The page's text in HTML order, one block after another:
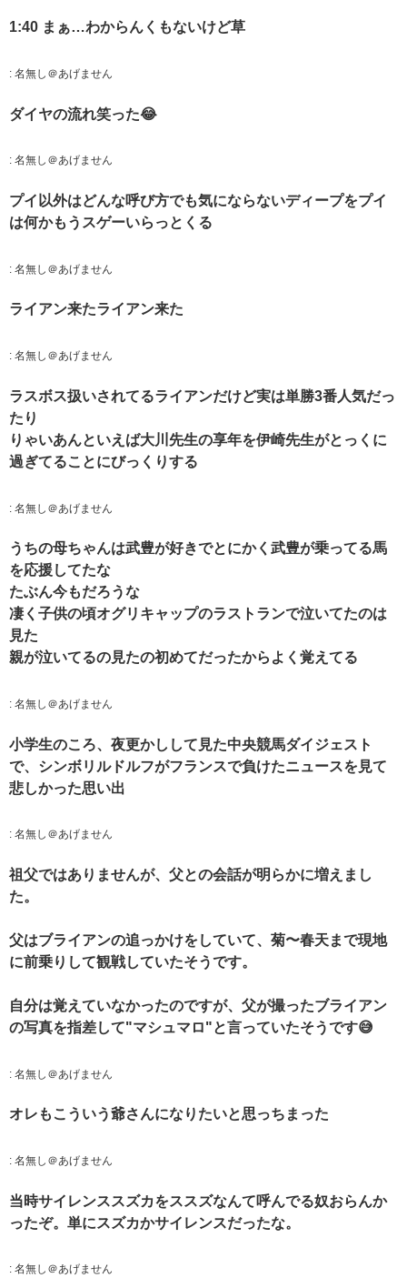
1:40 まぁ…わからんくもないけど草
: 名無し＠あげません
ダイヤの流れ笑った😂
: 名無し＠あげません
プイ以外はどんな呼び方でも気にならないディープをプイ
は何かもうスゲーいらっとくる
: 名無し＠あげません
ライアン来たライアン来た
: 名無し＠あげません
ラスボス扱いされてるライアンだけど実は単勝3番人気だっ
たり
りゃいあんといえば大川先生の享年を伊崎先生がとっくに
過ぎてることにびっくりする
: 名無し＠あげません
うちの母ちゃんは武豊が好きでとにかく武豊が乗ってる馬
を応援してたな
たぶん今もだろうな
凄く子供の頃オグリキャップのラストランで泣いてたのは
見た
親が泣いてるの見たの初めてだったからよく覚えてる
: 名無し＠あげません
小学生のころ、夜更かしして見た中央競馬ダイジェスト
で、シンボリルドルフがフランスで負けたニュースを見て
悲しかった思い出
: 名無し＠あげません
祖父ではありませんが、父との会話が明らかに増えまし
た。
父はブライアンの追っかけをしていて、菊〜春天まで現地
に前乗りして観戦していたそうです。
自分は覚えていなかったのですが、父が撮ったブライアン
の写真を指差して"マシュマロ"と言っていたそうです😅
: 名無し＠あげません
オレもこういう爺さんになりたいと思っちまった
: 名無し＠あげません
当時サイレンススズカをススズなんて呼んでる奴おらんか
ったぞ。単にスズカかサイレンスだったな。
: 名無し＠あげません